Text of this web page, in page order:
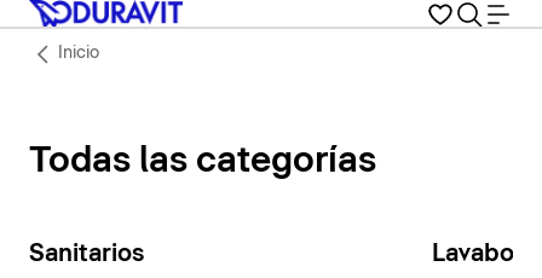
Inicio
Todas las categorías
Sanitarios Lavabos